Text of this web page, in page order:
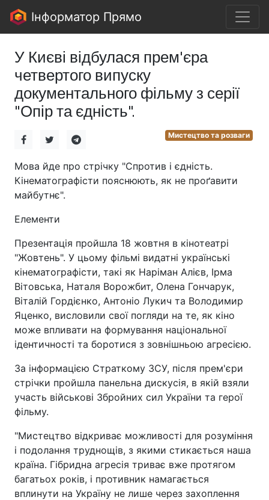
Інформатор Прямо
У Києві відбулася прем'єра
четвертого випуску
документального фільму з серії
"Опір та єдність".
Мистецтво та розваги
Мова йде про стрічку "Спротив і єдність.
Кінематографісти пояснюють, як не проґавити
майбутнє".
Елементи
Презентація пройшла 18 жовтня в кінотеатрі
"Жовтень". У цьому фільмі видатні українські
кінематографісти, такі як Наріман Алієв, Ірма
Вітовська, Наталя Ворожбит, Олена Гончарук,
Віталій Гордієнко, Антоніо Лукич та Володимир
Яценко, висловили свої погляди на те, як кіно
може впливати на формування національної
ідентичності та боротися з зовнішньою агресією.
За інформацією Страткому ЗСУ, після прем'єри
стрічки пройшла панельна дискусія, в якій взяли
участь військові Збройних сил України та герої
фільму.
"Мистецтво відкриває можливості для розуміння
і подолання труднощів, з якими стикається наша
країна. Гібридна агресія триває вже протягом
багатьох років, і противник намагається
вплинути на Україну не лише через захоплення